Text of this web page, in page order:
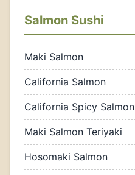
Salmon Sushi
Maki Salmon
California Salmon
California Spicy Salmon
Maki Salmon Teriyaki
Hosomaki Salmon